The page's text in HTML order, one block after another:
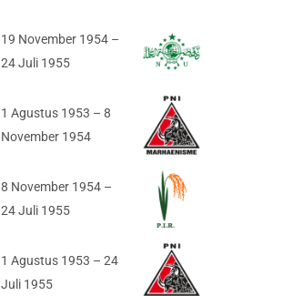
19 November 1954 –
24 Juli 1955
1 Agustus 1953 – 8
November 1954
8 November 1954 –
24 Juli 1955
1 Agustus 1953 – 24
Juli 1955